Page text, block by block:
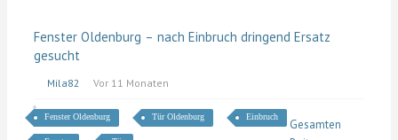
Fenster Oldenburg – nach Einbruch dringend Ersatz
gesucht
Mila82 Vor 11 Monaten
Fenster Oldenburg Tür Oldenburg Einbruch
Gesamten